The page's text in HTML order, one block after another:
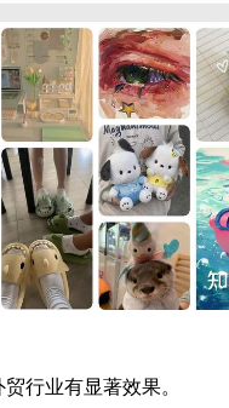
行业有显著效果。